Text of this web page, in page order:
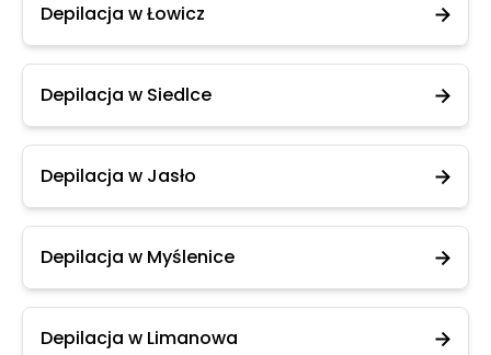
Depilacja w Łowicz
Depilacja w Siedlce
Depilacja w Jasło
Depilacja w Myślenice
Depilacja w Limanowa